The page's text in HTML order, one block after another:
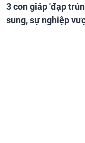
3 con giáp 'đạp
sung, sự nghiệp